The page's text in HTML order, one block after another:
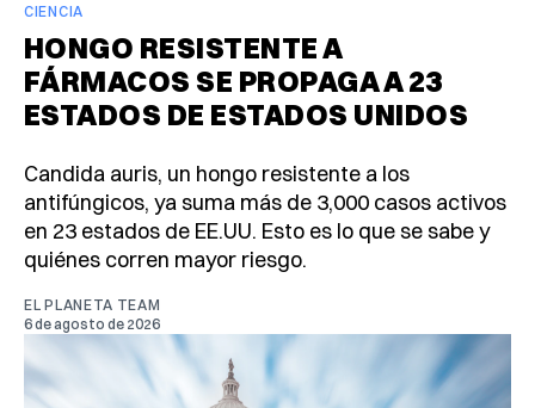
CIENCIA
HONGO RESISTENTE A
FÁRMACOS SE PROPAGA A 23
ESTADOS DE ESTADOS UNIDOS
Candida auris, un hongo resistente a los
antifúngicos, ya suma más de 3,000 casos activos
en 23 estados de EE.UU. Esto es lo que se sabe y
quiénes corren mayor riesgo.
EL PLANETA TEAM
6 de agosto de 2026